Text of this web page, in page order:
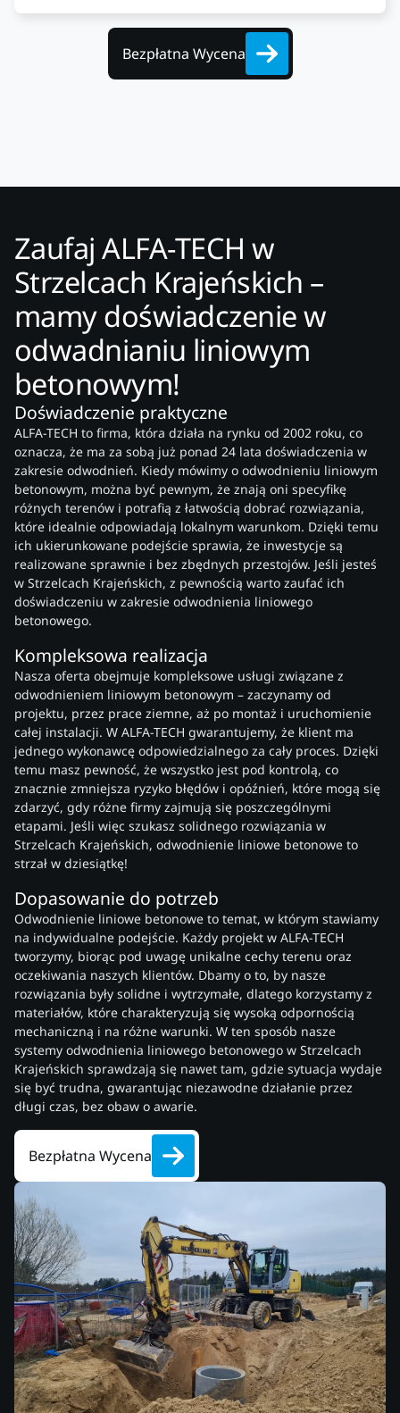
Bezpłatna Wycena
Zaufaj ALFA-TECH w
Strzelcach Krajeńskich –
mamy doświadczenie w
odwadnianiu liniowym
betonowym!
Doświadczenie praktyczne
ALFA-TECH to firma, która działa na rynku od 2002 roku, co
oznacza, że ma za sobą już ponad 24 lata doświadczenia w
zakresie odwodnień. Kiedy mówimy o odwodnieniu liniowym
betonowym, można być pewnym, że znają oni specyfikę
różnych terenów i potrafią z łatwością dobrać rozwiązania,
które idealnie odpowiadają lokalnym warunkom. Dzięki temu
ich ukierunkowane podejście sprawia, że inwestycje są
realizowane sprawnie i bez zbędnych przestojów. Jeśli jesteś
w Strzelcach Krajeńskich, z pewnością warto zaufać ich
doświadczeniu w zakresie odwodnienia liniowego
betonowego.
Kompleksowa realizacja
Nasza oferta obejmuje kompleksowe usługi związane z
odwodnieniem liniowym betonowym – zaczynamy od
projektu, przez prace ziemne, aż po montaż i uruchomienie
całej instalacji. W ALFA-TECH gwarantujemy, że klient ma
jednego wykonawcę odpowiedzialnego za cały proces. Dzięki
temu masz pewność, że wszystko jest pod kontrolą, co
znacznie zmniejsza ryzyko błędów i opóźnień, które mogą się
zdarzyć, gdy różne firmy zajmują się poszczególnymi
etapami. Jeśli więc szukasz solidnego rozwiązania w
Strzelcach Krajeńskich, odwodnienie liniowe betonowe to
strzał w dziesiątkę!
Dopasowanie do potrzeb
Odwodnienie liniowe betonowe to temat, w którym stawiamy
na indywidualne podejście. Każdy projekt w ALFA-TECH
tworzymy, biorąc pod uwagę unikalne cechy terenu oraz
oczekiwania naszych klientów. Dbamy o to, by nasze
rozwiązania były solidne i wytrzymałe, dlatego korzystamy z
materiałów, które charakteryzują się wysoką odpornością
mechaniczną i na różne warunki. W ten sposób nasze
systemy odwodnienia liniowego betonowego w Strzelcach
Krajeńskich sprawdzają się nawet tam, gdzie sytuacja wydaje
się być trudna, gwarantując niezawodne działanie przez
długi czas, bez obaw o awarie.
Bezpłatna Wycena